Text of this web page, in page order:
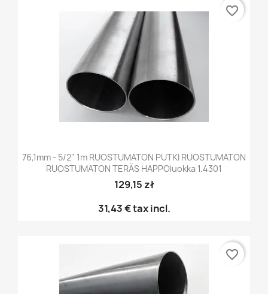
76,1mm - 5/2" 1m RUOSTUMATON PUTKI RUOSTUMATON
RUOSTUMATON TERÄS HAPPOluokka 1.4301
129,15 zł
31,43 €tax incl.
favorite_border
favorite_border